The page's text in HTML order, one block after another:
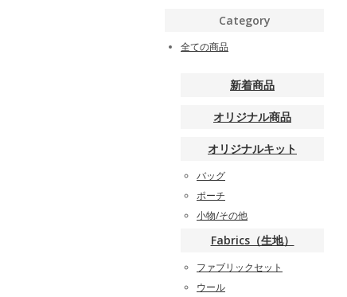
Category
全ての商品
新着商品
オリジナル商品
オリジナルキット
バッグ
ポーチ
小物/その他
Fabrics（生地）
ファブリックセット
ウール